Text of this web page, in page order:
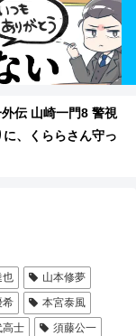
外伝 山崎一門8 警視
、くららさん守っ
也
山本修夢
希
本宮泰風
高士
須藤公一